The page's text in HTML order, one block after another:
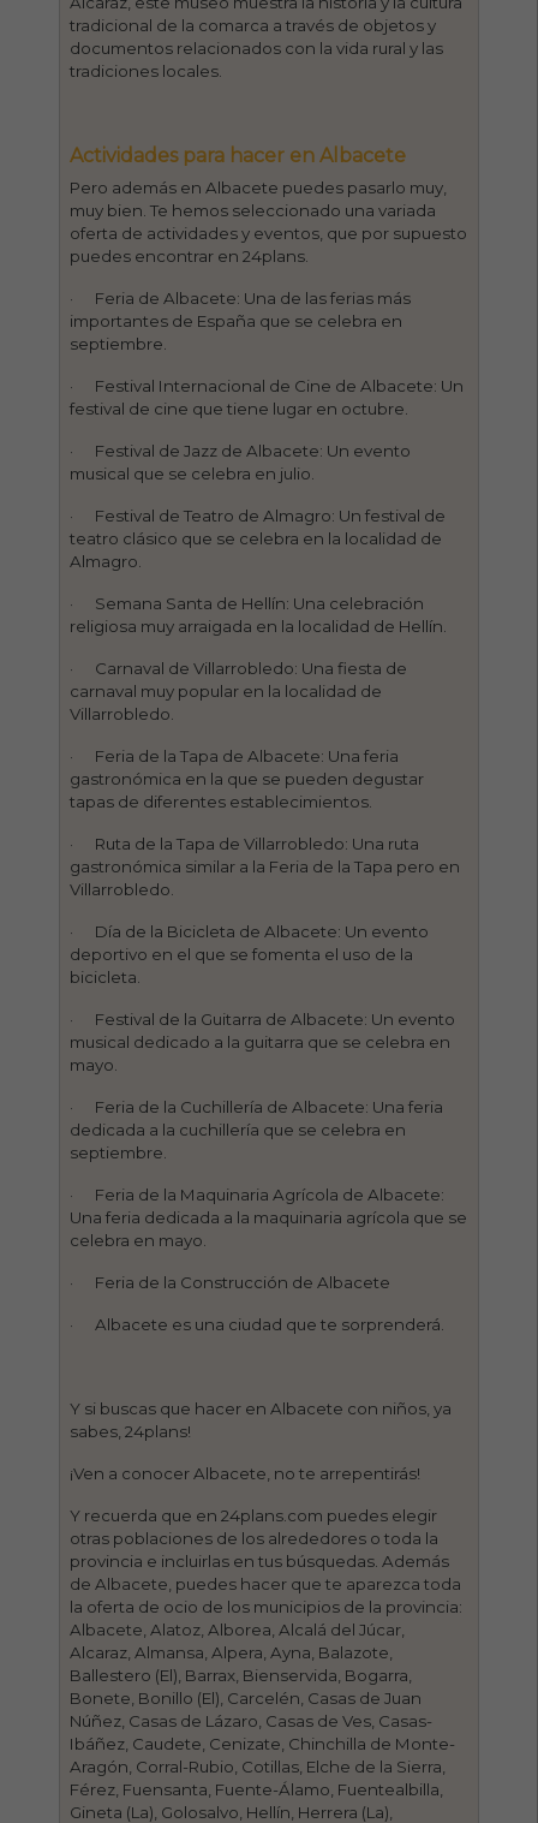
tradicional de la comarca a través de objetos y
documentos relacionados con la vida rural y las
tradiciones locales.
Actividades para hacer en Albacete
Pero además en Albacete puedes pasarlo muy,
muy bien. Te hemos seleccionado una variada
oferta de actividades y eventos, que por supuesto
puedes encontrar en 24plans.
· Feria de Albacete: Una de las ferias más
importantes de España que se celebra en
septiembre.
· Festival Internacional de Cine de Albacete: Un
festival de cine que tiene lugar en octubre.
· Festival de Jazz de Albacete: Un evento
musical que se celebra en julio.
· Festival de Teatro de Almagro: Un festival de
teatro clásico que se celebra en la localidad de
Almagro.
· Semana Santa de Hellín: Una celebración
religiosa muy arraigada en la localidad de Hellín.
· Carnaval de Villarrobledo: Una fiesta de
carnaval muy popular en la localidad de
Villarrobledo.
· Feria de la Tapa de Albacete: Una feria
gastronómica en la que se pueden degustar
tapas de diferentes establecimientos.
· Ruta de la Tapa de Villarrobledo: Una ruta
gastronómica similar a la Feria de la Tapa pero en
Villarrobledo.
· Día de la Bicicleta de Albacete: Un evento
deportivo en el que se fomenta el uso de la
bicicleta.
· Festival de la Guitarra de Albacete: Un evento
musical dedicado a la guitarra que se celebra en
mayo.
· Feria de la Cuchillería de Albacete: Una feria
dedicada a la cuchillería que se celebra en
septiembre.
· Feria de la Maquinaria Agrícola de Albacete:
Una feria dedicada a la maquinaria agrícola que se
celebra en mayo.
· Feria de la Construcción de Albacete
· Albacete es una ciudad que te sorprenderá.
Y si buscas que hacer en Albacete con niños, ya
sabes, 24plans!
¡Ven a conocer Albacete, no te arrepentirás!
Y recuerda que en 24plans.com puedes elegir
otras poblaciones de los alrededores o toda la
provincia e incluirlas en tus búsquedas. Además
de Albacete, puedes hacer que te aparezca toda
la oferta de ocio de los municipios de la provincia:
Albacete, Alatoz, Alborea, Alcalá del Júcar,
Alcaraz, Almansa, Alpera, Ayna, Balazote,
Ballestero (El), Barrax, Bienservida, Bogarra,
Bonete, Bonillo (El), Carcelén, Casas de Juan
Núñez, Casas de Lázaro, Casas de Ves, Casas-
Ibáñez, Caudete, Cenizate, Chinchilla de Monte-
Aragón, Corral-Rubio, Cotillas, Elche de la Sierra,
Férez, Fuensanta, Fuente-Álamo, Fuentealbilla,
Gineta (La), Golosalvo, Hellín, Herrera (La),